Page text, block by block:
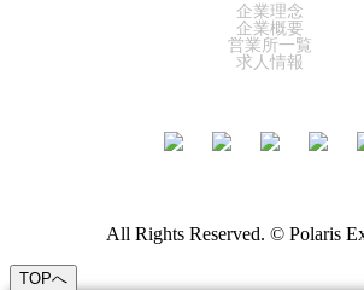
企業理念
企業概要
営業所一覧
求人情報
All Rights Reserved. © Polaris
TOPへ